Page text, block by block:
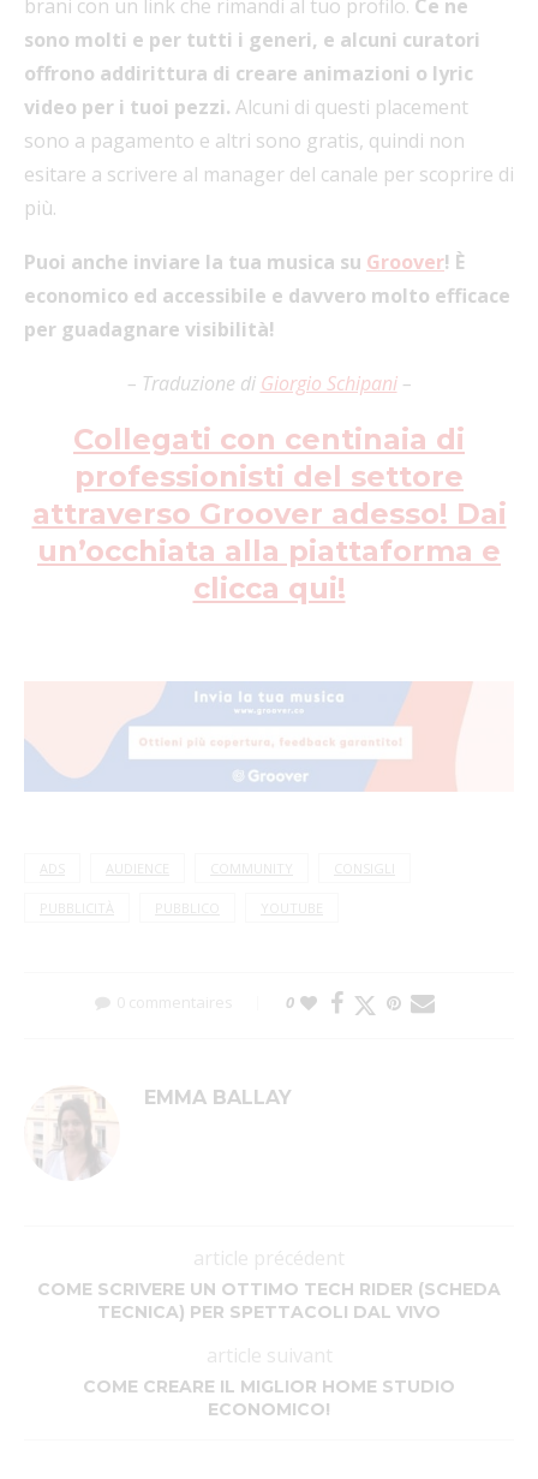
brani con un link che rimandi al tuo profilo. Ce ne
sono molti e per tutti i generi, e alcuni curatori
offrono addirittura di creare animazioni o lyric
video per i tuoi pezzi. Alcuni di questi placement
sono a pagamento e altri sono gratis, quindi non
esitare a scrivere al manager del canale per scoprire di
più.
Puoi anche inviare la tua musica su Groover! È
economico ed accessibile e davvero molto efficace
per guadagnare visibilità!
– Traduzione di Giorgio Schipani–
Collegati con centinaia di
professionisti del settore
attraverso Groover adesso! Dai
un’occhiata alla piattaforma e
clicca qui!
ADS AUDIENCE COMMUNITY
PUBBLICITÀ YOUTUBE
0 commentaires 0
EMMA BALLAY
article précédent
COME SCRIVERE UN OTTIMO TECH RIDER (SCHEDA
TECNICA) PER SPETTACOLI DAL VIVO
article suivant
COME CREARE IL MIGLIOR HOME STUDIO
ECONOMICO!